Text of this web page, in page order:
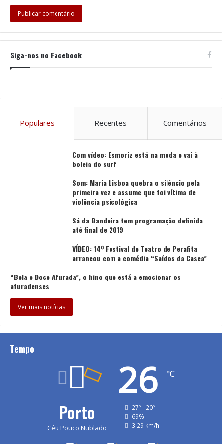
Vampiros.
interpretação em Língua Gestual Portuguesa,
reforçando a aposta municipal numa programação
Foto: DR
Tags carnaval
Escape Mission Outdoor
Siga-nos no Facebook
Populares Recentes Comentários
Com vídeo: Esmoriz está na moda e vai à
boleia do surf
Som: Maria Lisboa quebra o silêncio pela
primeira vez e assume que foi vítima de
violência psicológica
Sá da Bandeira tem programação definida
até final de 2019
VÍDEO: 14º Festival de Teatro de Perafita
arrancou com a comédia “Saídos da Casca”
“Bela e Doce Afurada”, o hino que está a emocionar os
afuradenses
Ver mais notícias
Tempo
Porto
Céu Pouco Nublado
26 ℃
27º - 20º
69%
3.29 km/h